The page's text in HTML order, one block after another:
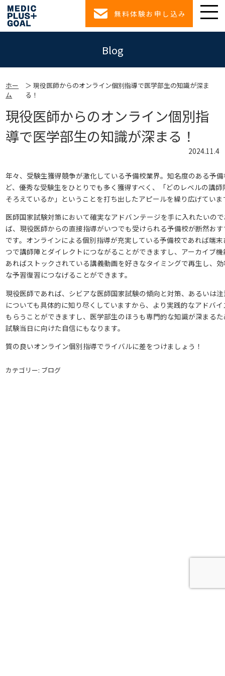
無料体験お申し込み
Blog
ホー
ム
現役医師からのオンライン個別指導で医学部生の知識が深ま
る！
現役医師からのオンライン個別指
導で医学部生の知識が深まる！
2024.11.4
年々、受験生獲得競争が激化している予備校業界。知名度のある予
ど、優秀な受験生をひとりでも多く獲得すべく、「どのレベルの講師
そろえているか」ということを打ち出したアピールを繰り広げていま
医師国家試験対策において確実なアドバンテージを手に入れたいの
ば、現役医師からの直接指導がいつでも受けられる予備校が断然お
です。オンラインによる個別指導が充実している予備校であれば端
つで講師陣とダイレクトにつながることができますし、アーカイブ
あればストックされている講義動画を好きなタイミングで再生し、
な予習復習につなげることができます。
現役医師であれば、シビアな医師国家試験の傾向と対策、あるいは
についても具体的に知り尽くしていますから、より実践的なアドバ
もらうことができますし、医学部生のほうも専門的な知識が深まる
試験当日に向けた自信にもなります。
質の良いオンライン個別指導でライバルに差をつけましょう！
カテゴリー: ブログ